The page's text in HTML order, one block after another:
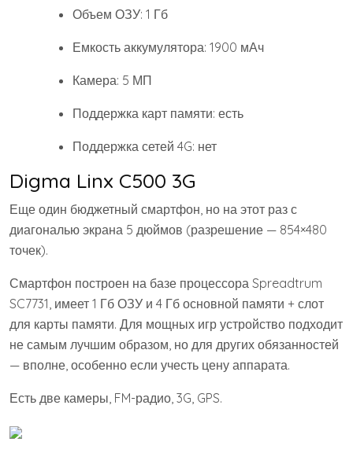
Объем ОЗУ: 1 Гб
Емкость аккумулятора: 1900 мАч
Камера: 5 МП
Поддержка карт памяти: есть
Поддержка сетей 4G: нет
Digma Linx C500 3G
Еще один бюджетный смартфон, но на этот раз с
диагональю экрана 5 дюймов (разрешение — 854×480
точек).
Смартфон построен на базе процессора Spreadtrum
SC7731, имеет 1 Гб ОЗУ и 4 Гб основной памяти + слот
для карты памяти. Для мощных игр устройство подходит
не самым лучшим образом, но для других обязанностей
— вполне, особенно если учесть цену аппарата.
Есть две камеры, FM-радио, 3G, GPS.